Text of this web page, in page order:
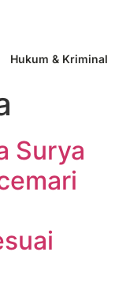
Hukum & Kriminal
Surya